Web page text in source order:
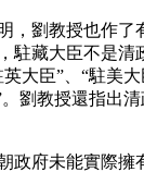
，劉教授也作了
駐藏大臣不是清
大臣”、“駐美
劉教授還指出
政府未能實際擁